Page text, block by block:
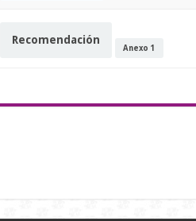
Recomendación
Anexo 1